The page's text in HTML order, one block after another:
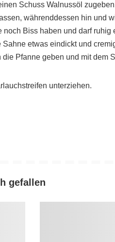
Schuss Walnussöl
währenddessen hin und
noch Biss haben und darf
etwas eindickt und
Pfanne geben und mit dem
unterziehen.
gefallen